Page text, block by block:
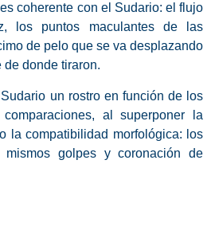
coherente con el Sudario: el flujo
los puntos maculantes de las
de pelo que se va desplazando
de donde tiraron.
un rostro en función de los
al superponer la
lacompatibilidad morfológica: los
golpes y coronación de